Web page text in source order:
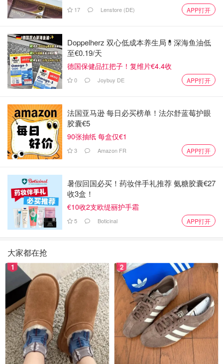
17 Lenstore (DE) APP打开
Doppelherz 双心低成本养生局💊深海鱼油低
至€0.19/天
德国保健品扛把子！复维片€4.4收
0 Joybuy DE APP打开
法国亚马逊 每日必买榜单！法尔舒蓝莓护眼
胶囊€5
90张抽纸 每盒仅€1
3 Amazon FR APP打开
暑假回国必买！药妆伴手礼推荐 氨糖胶囊€27
收3盒！
€10收2支欧缇丽护手霜
5 Boticinal APP打开
大家都在抢
1 2